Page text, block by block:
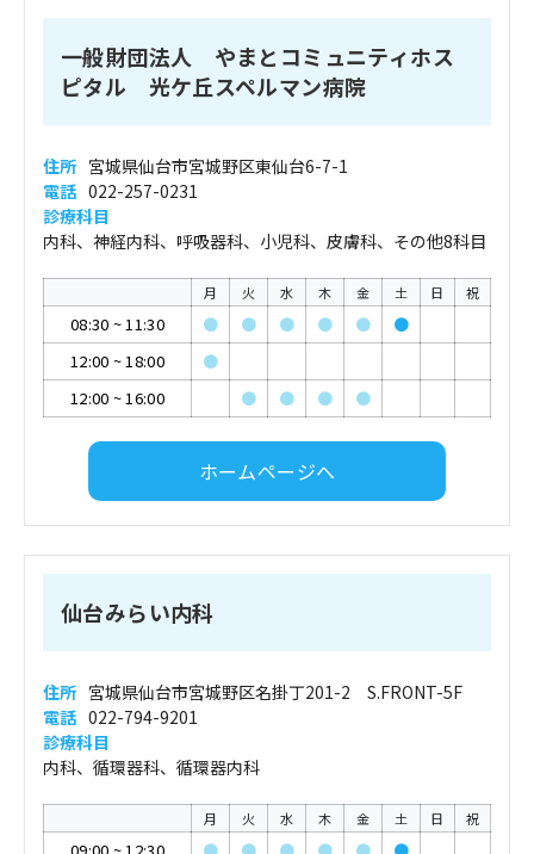
一般財団法人 やまとコミュニティホス
ピタル 光ケ丘スペルマン病院
住所 宮城県仙台市宮城野区東仙台6-7-1
電話 022-257-0231
診療科目
内科、神経内科、呼吸器科、小児科、皮膚科、その他8科目
月 火 水 木 金 土 日 祝
08:30 ~11:30 ● ● ● ● ●
●
12:00 ~18:00
●
12:00 ~16:00 ● ● ● ●
ホームページへ
仙台みらい内科
住所 宮城県仙台市宮城野区名掛丁201-2 S.FRONT-5F
電話 022-794-9201
診療科目
内科、循環器科、循環器内科
月 火 水 木 金 土 日 祝